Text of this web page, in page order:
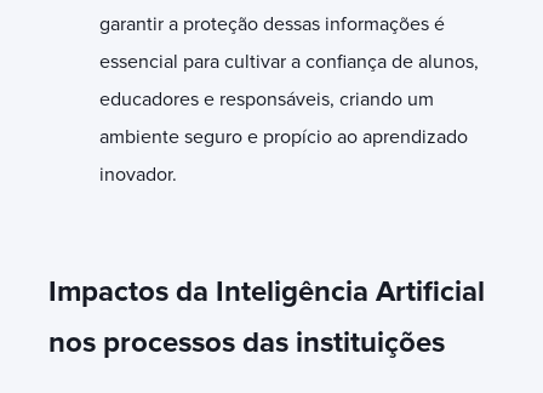
garantir a proteção dessas informações é
essencial para cultivar a confiança de alunos,
educadores e responsáveis, criando um
ambiente seguro e propício ao aprendizado
inovador.
Impactos da Inteligência Artificial
nos processos das instituições